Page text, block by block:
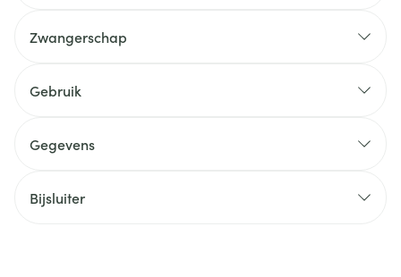
Zwangerschap
Gebruik
Gegevens
Bijsluiter